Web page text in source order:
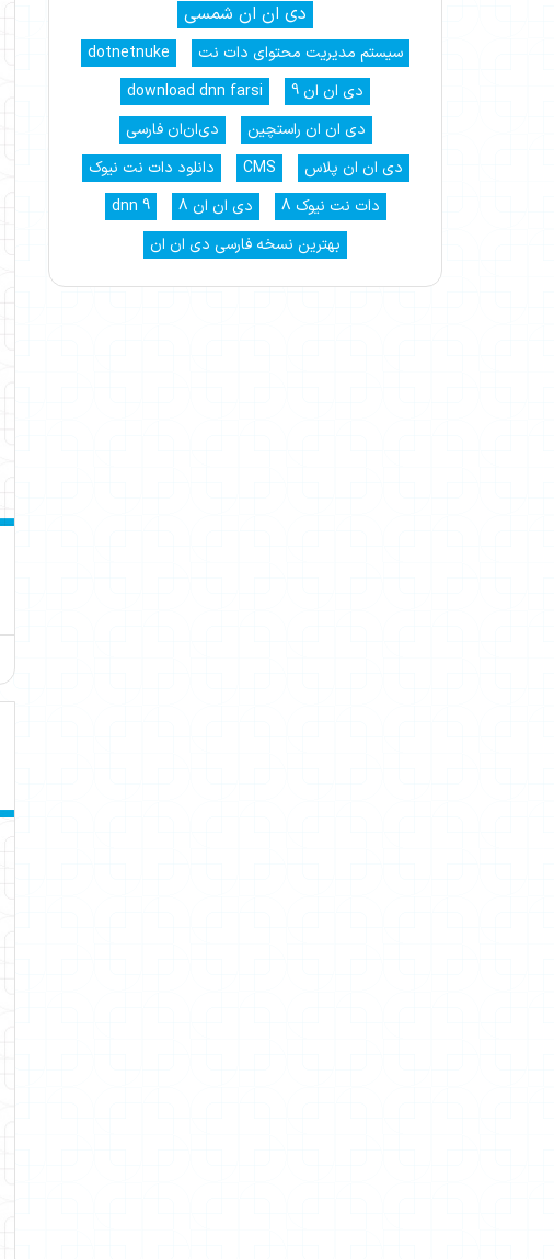
دی ان ان شمسی
سیستم مدیریت محتوای دات نت
dotnetnuke
دی ان ان 9
download dnn farsi
دی ان ان راستچین
دی‌ان‌ان فارسی
دی ان ان پلاس
CMS
دانلود دات نت نیوک
دات نت نیوک 8
دی ان ان 8
dnn 9
بهترین نسخه فارسی دی ان ان